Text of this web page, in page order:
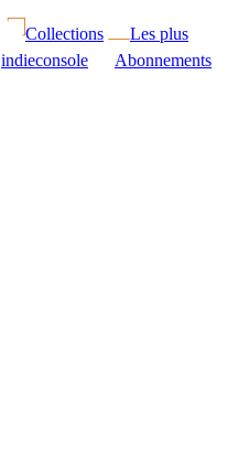
Collections
Les plus
indieconsole Abonnements